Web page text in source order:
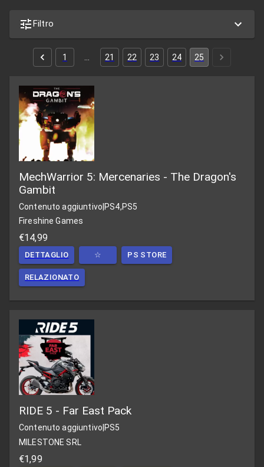
Filtro
1 21 22 23 24 25
MechWarrior 5: Mercenaries - The Dragon's
Gambit
Contenuto aggiuntivo|PS4,PS5
Fireshine Games
€14,99
DETTAGLIO ☆ PS STORE
RELAZIONATO
RIDE 5 - Far East Pack
Contenuto aggiuntivo PS5
MILESTONE SRL
€1,99